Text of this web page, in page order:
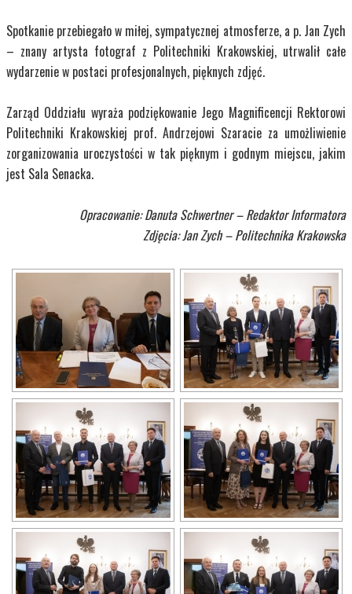
Spotkanie przebiegało w miłej, sympatycznej atmosferze, a p. Jan Zych
– znany artysta fotograf z Politechniki Krakowskiej, utrwalił całe
wydarzenie w postaci profesjonalnych, pięknych zdjęć.
Zarząd Oddziału wyraża podziękowanie Jego Magnificencji Rektorowi
Politechniki Krakowskiej prof. Andrzejowi Szaracie za umożliwienie
zorganizowania uroczystości w tak pięknym i godnym miejscu, jakim
jest Sala Senacka.
Opracowanie: Danuta Schwertner – Redaktor Informatora
Zdjęcia: Jan Zych –Politechnika Krakowska